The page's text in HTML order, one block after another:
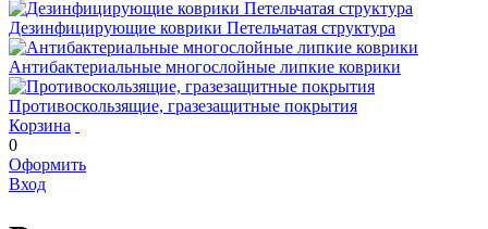
Дезинфицирующие коврики Петельчатая структура
Антибактериальные многослойные липкие коврики
Противоскользящие, гразезащитные покрытия
Корзина
0
Оформить
Вход